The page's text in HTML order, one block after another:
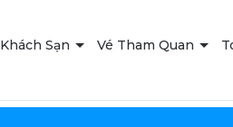
Khách Sạn Vé Tham Quan